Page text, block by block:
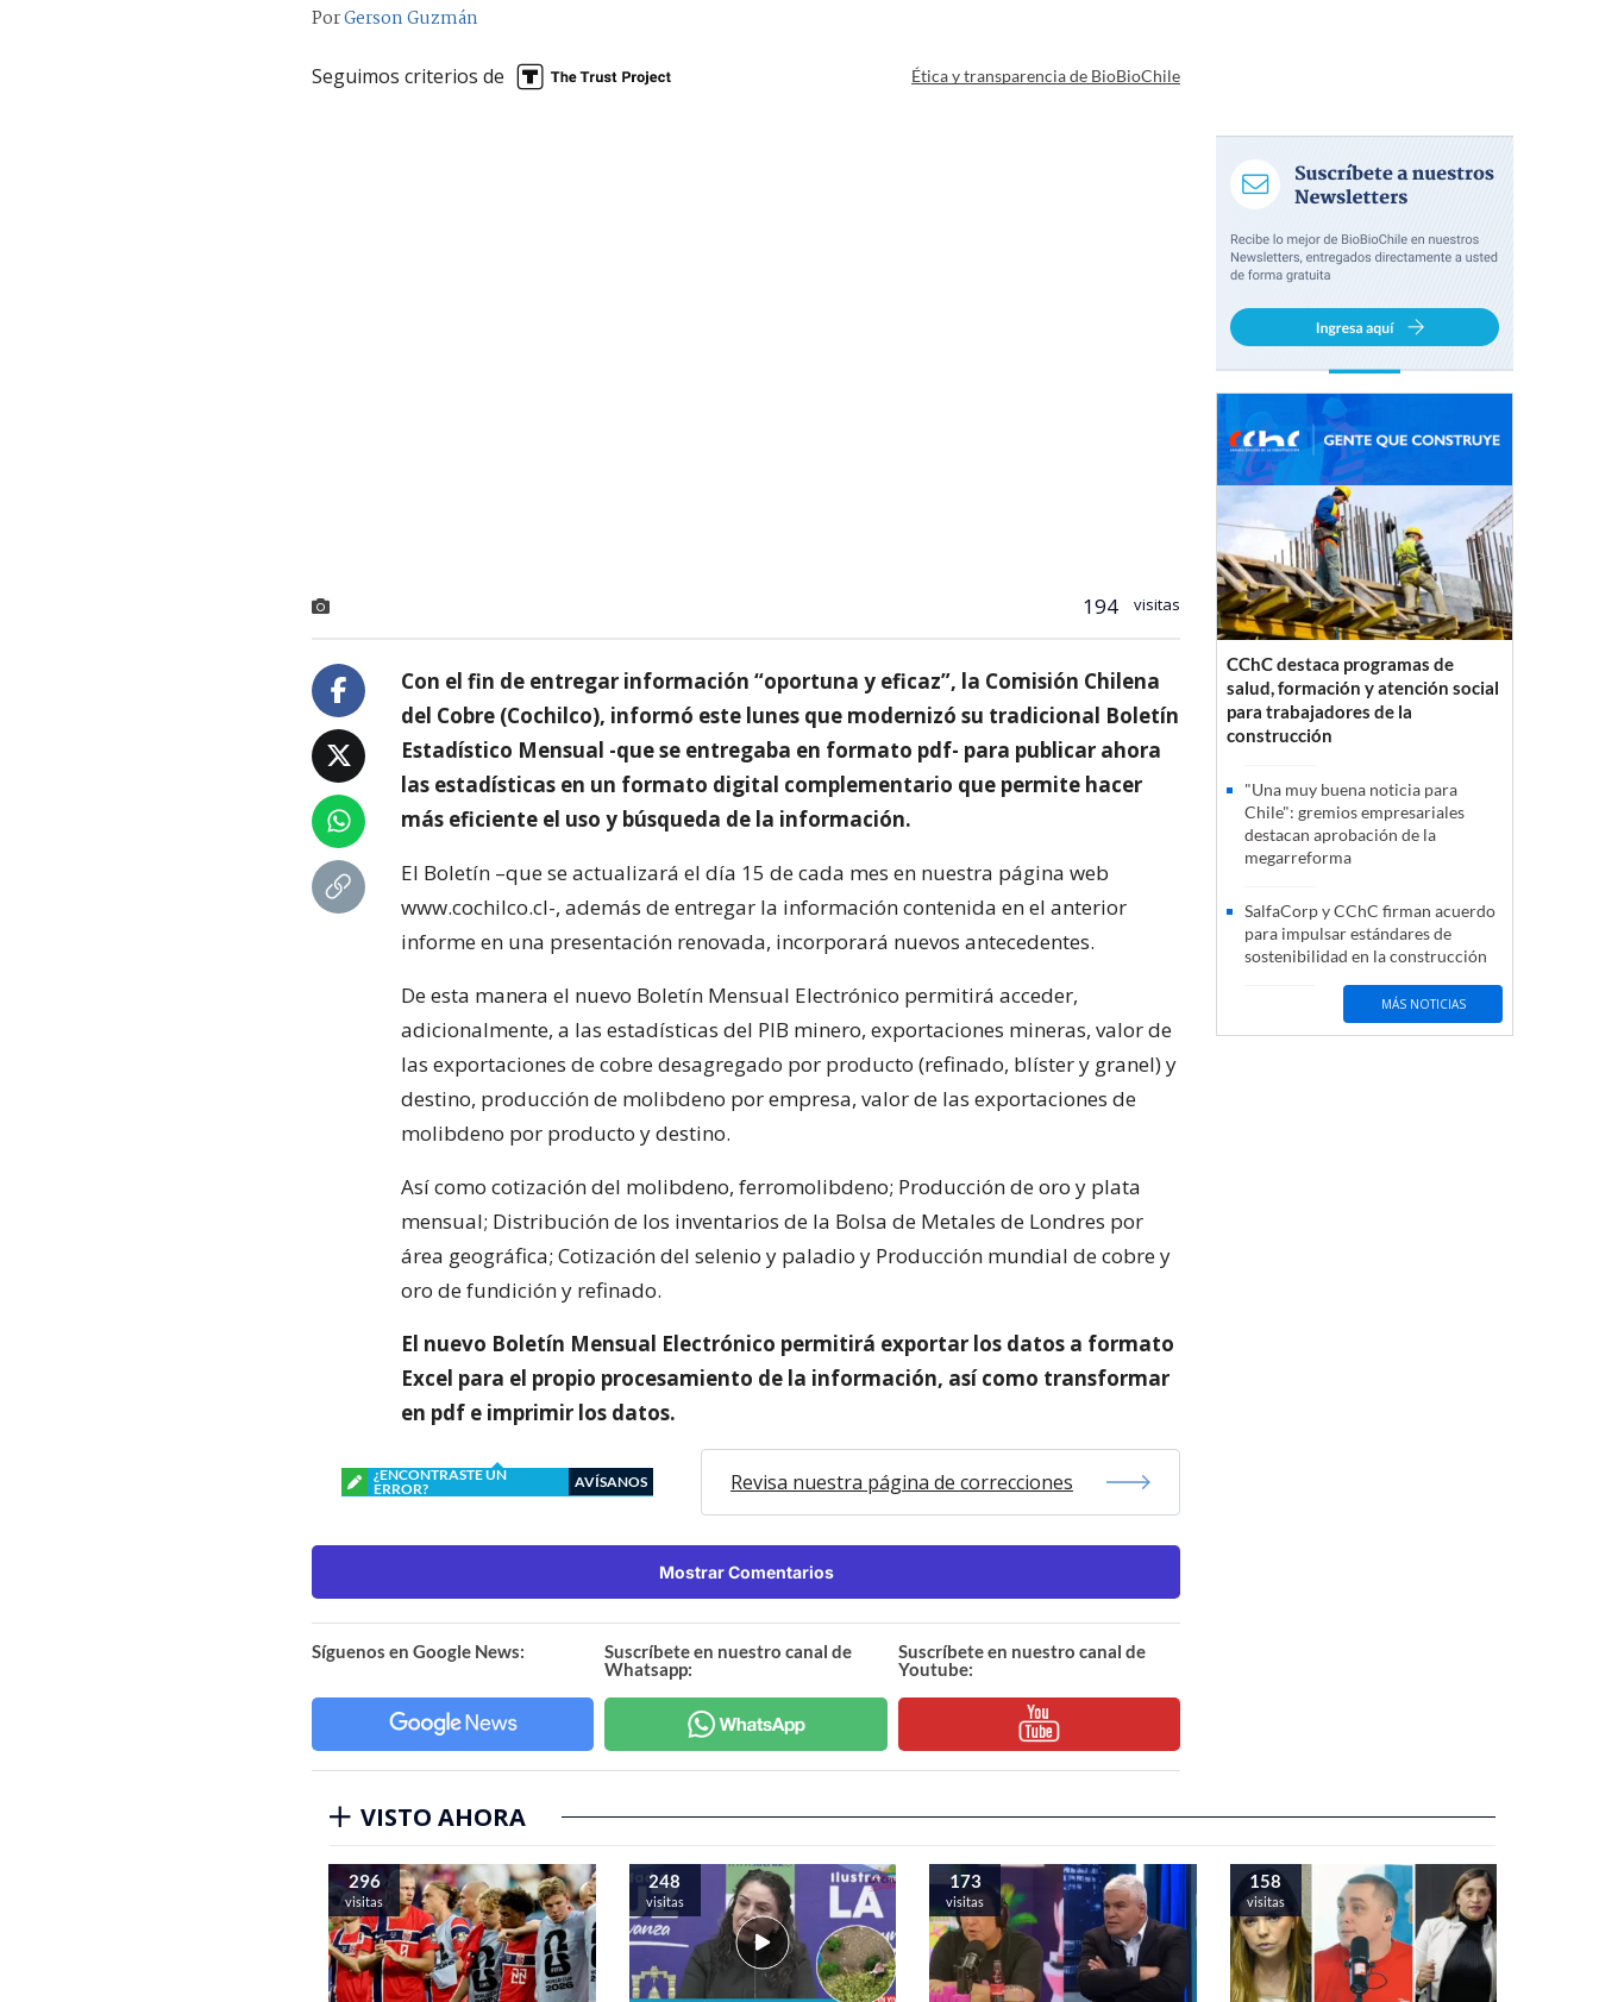
PorGerson Guzmán
Seguimos criterios de Ética y transparencia de BioBioChile
194 visitas
Con el fin de entregar información “oportuna y eficaz”, la Comisión Chilena
del Cobre (Cochilco), informó este lunes que modernizó su tradicional Boletín
Estadístico Mensual -que se entregaba en formato pdf- para publicar ahora
las estadísticas en un formato digital complementario que permite hacer
más eficiente el uso y búsqueda de la información.
El Boletín –que se actualizará el día 15 de cada mes en nuestra página web
www.cochilco.cl-, además de entregar la información contenida en el anterior
informe en una presentación renovada, incorporará nuevos antecedentes.
De esta manera el nuevo Boletín Mensual Electrónico permitirá acceder,
adicionalmente, a las estadísticas del PIB minero, exportaciones mineras, valor de
las exportaciones de cobre desagregado por producto (refinado, blíster y granel) y
destino, producción de molibdeno por empresa, valor de las exportaciones de
molibdeno por producto y destino.
Así como cotización del molibdeno, ferromolibdeno; Producción de oro y plata
mensual; Distribución de los inventarios de la Bolsa de Metales de Londres por
área geográfica; Cotización del selenio y paladio y Producción mundial de cobre y
oro de fundición y refinado.
El nuevo Boletín Mensual Electrónico permitirá exportar los datos a formato
Excel para el propio procesamiento de la información, así como transformar
en pdf e imprimir los datos.
¿ENCONTRASTE UN
ERROR?
AVÍSANOS Revisa nuestra página de correcciones
Mostrar Comentarios
Síguenos en Google News:
Suscríbete en nuestro canal de
Whatsapp:
Suscríbete en nuestro canal de
Youtube:
CChC destaca programas de
salud, formación y atención social
para trabajadores de la
construcción
"Una muy buena noticia para
Chile": gremios empresariales
destacan aprobación de la
megarreforma
SalfaCorp y CChC firman acuerdo
para impulsar estándares de
sostenibilidad en la construcción
MÁS NOTICIAS
VISTO AHORA
296
visitas
248
visitas
173
visitas
158
visitas